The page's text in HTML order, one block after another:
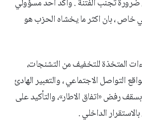
ضرورة تجنب الفتنة . واكد احد مسؤولي
خاص ، بان اكثر ما يخشاه الحزب هو
المتخذة للتخفيف من التشنجات،
التواصل الاجتماعي ، والتعبير الهادئ
رفض «اتفاق الاطار»، والتأكيد على
الداخلي .